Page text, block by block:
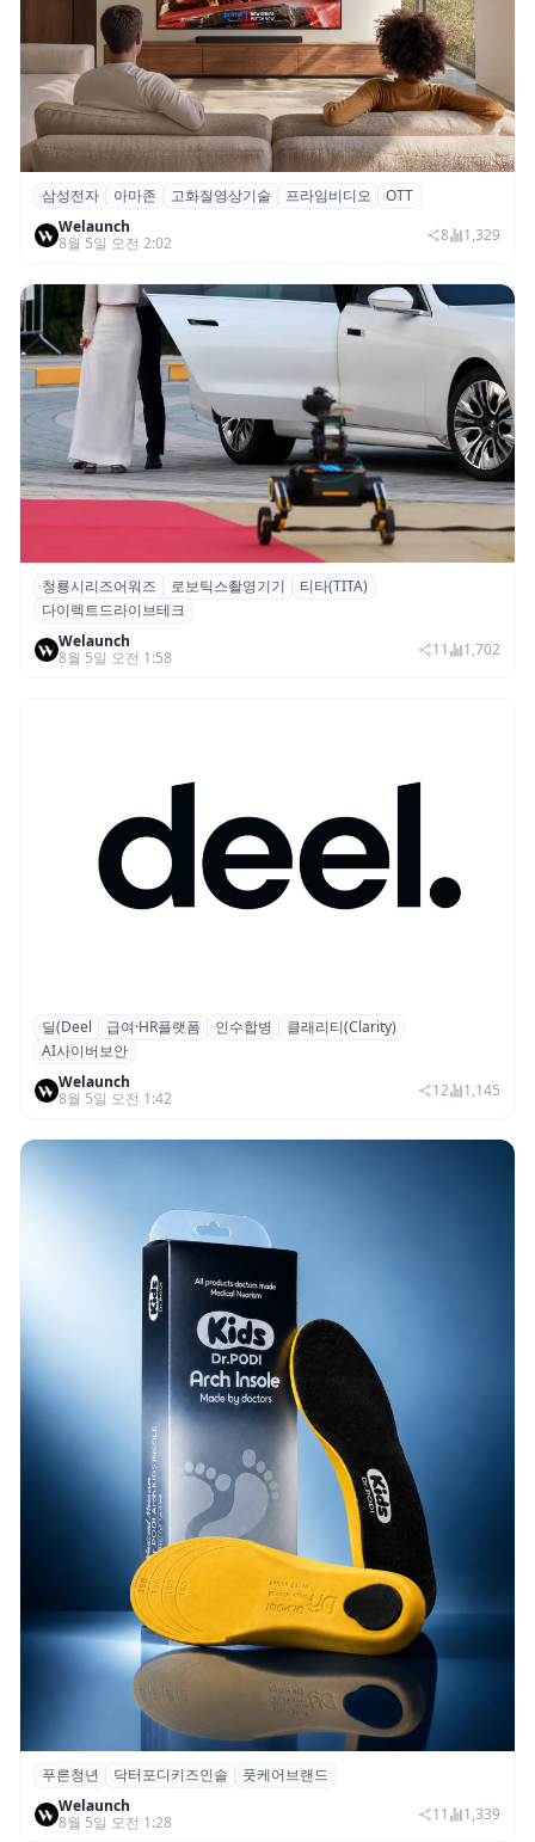
삼성전자·아마존, 프라임 비디오에 ‘HDR10+
어드밴스드’ 적용
삼성전자 아마존 고화질영상기술 프라임비디오
OTT
Welaunch
8월 5일 오전 2:02
8 1,329
청룡시리즈어워즈 레드카펫에 등장한 바퀴
형 이족 보행 로봇 ‘티타(TITA)’
청룡시리즈어워즈 로보틱스촬영기기
티타(TITA)
다이렉트드라이브테크
Welaunch
8월 5일 오전 1:58
11 1,702
글로벌 HR 플랫폼 딜(Deel), ARR 15억 달러
돌파…AI 보안 역량 강화
딜(Deel 급여·HR플랫폼 인수합병
클래리티(Clarity)
AI사이버보안
Welaunch
8월 5일 오전 1:42
12 1,145
푸른청년, 성장기 아동 발 건강 위한 ‘닥터포
디 키즈 인솔’ 출시
푸른청년 닥터포디키즈인솔
풋케어브랜드
Welaunch
8월 5일 오전 1:28
11 1,339